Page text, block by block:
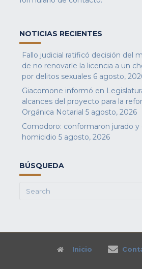
NOTICIAS RECIENTES
Fallo judicial ratificó decisión del
de no renovarle la licencia a un
por delitos sexuales 6 agosto,
Giacomone informó en
alcances del proyecto para la
Orgánica Notarial 5 agosto, 2026
Comodoro: conformaron jurado
homicidio 5 agosto, 2026
BÚSQUEDA
Search
Inicio